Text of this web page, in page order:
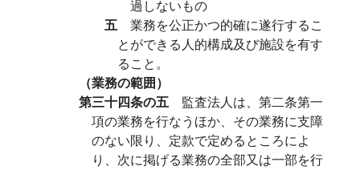
過しないもの
五 業務を公正かつ的確に遂行するこ
とができる人的構成及び施設を有す
ること。
（業務の範囲）
第三十四条の五 監査法人は、第二条第一
項の業務を行なうほか、その業務に支障
のない限り、定款で定めるところによ
り、次に掲げる業務の全部又は一部を行